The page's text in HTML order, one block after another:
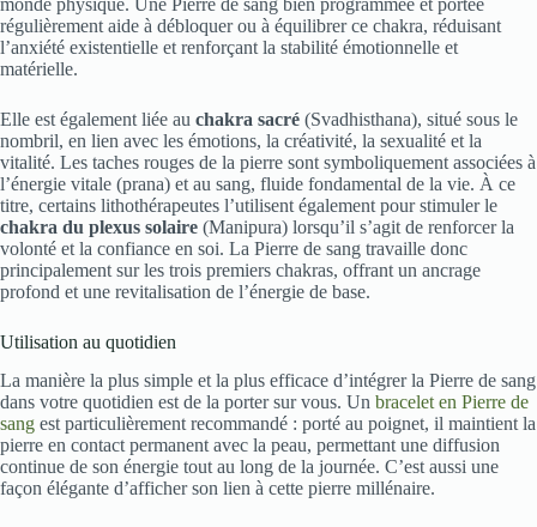
régulièrement aide à débloquer ou à équilibrer ce chakra, réduisant
l’anxiété existentielle et renforçant la stabilité émotionnelle et
matérielle.
Elle est également liée au chakra sacré (Svadhisthana), situé sous le
nombril, en lien avec les émotions, la créativité, la sexualité et la
vitalité. Les taches rouges de la pierre sont symboliquement associées à
l’énergie vitale (prana) et au sang, fluide fondamental de la vie. À ce
titre, certains lithothérapeutes l’utilisent également pour stimuler le
chakra du plexus solaire (Manipura) lorsqu’il s’agit de renforcer la
volonté et la confiance en soi. La Pierre de sang travaille donc
principalement sur les trois premiers chakras, offrant un ancrage
profond et une revitalisation de l’énergie de base.
Utilisation au quotidien
La manière la plus simple et la plus efficace d’intégrer la Pierre de sang
dans votre quotidien est de la porter sur vous. Un bracelet en Pierre de
sang est particulièrement recommandé : porté au poignet, il maintient la
pierre en contact permanent avec la peau, permettant une diffusion
continue de son énergie tout au long de la journée. C’est aussi une
façon élégante d’afficher son lien à cette pierre millénaire.